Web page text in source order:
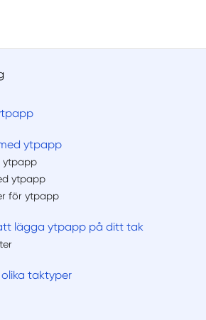
ytpapp
ytpapp
ytpapp
för ytpapp
lägga ytpapp på ditt tak
taktyper